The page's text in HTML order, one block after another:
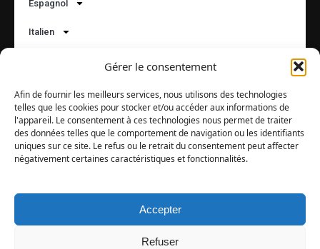
Gérer le consentement
Afin de fournir les meilleurs services, nous utilisons des technologies
telles que les cookies pour stocker et/ou accéder aux informations de
l'appareil. Le consentement à ces technologies nous permet de traiter
des données telles que le comportement de navigation ou les identifiants
uniques sur ce site. Le refus ou le retrait du consentement peut affecter
négativement certaines caractéristiques et fonctionnalités.
Accepter
Refuser
Espagnol
Italien
Suivez-nous :
Langues
© 2017 – 2026 |Audioacademy| Ing. Tomáš Dvořáček |
Družební 255/72, 725 26 Krásné Pole | email: